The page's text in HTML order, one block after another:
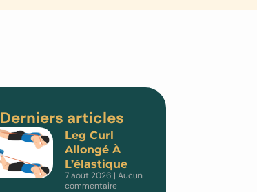
Derniers articles
Leg Curl
Allongé À
L’élastique
7 août 2026
Aucun
commentaire